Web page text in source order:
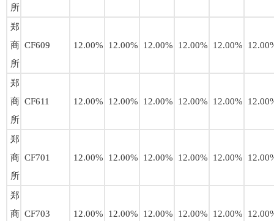
所
郑
商
所
CF609 12.00% 12.00% 12.00% 12.00% 12.00%
郑
商
所
CF611 12.00% 12.00% 12.00% 12.00% 12.00%
郑
商
所
CF701 12.00% 12.00% 12.00% 12.00% 12.00%
郑
商 CF703 12.00% 12.00% 12.00% 12.00% 12.00%